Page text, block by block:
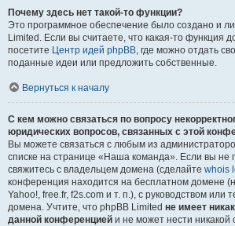
Почему здесь нет такой-то функции?
Это программное обеспечение было создано и
Limited. Если вы считаете, что какая-то функция
посетите Центр идей phpBB, где можно отдать
поданные идеи или предложить собственные.
Вернуться к началу
С кем можно связаться по вопросу
юридических вопросов, связанных с этой
Вы можете связаться с любым из
списке на странице «Наша команда». Если вы не
свяжитесь с владельцем домена (сделайте whois
конференция находится на бесплатном домене
Yahoo!, free.fr, f2s.com и т. п.), с руководством или
домена. Учтите, что phpBB Limited не имеет
данной конференцией и не может нести никакой